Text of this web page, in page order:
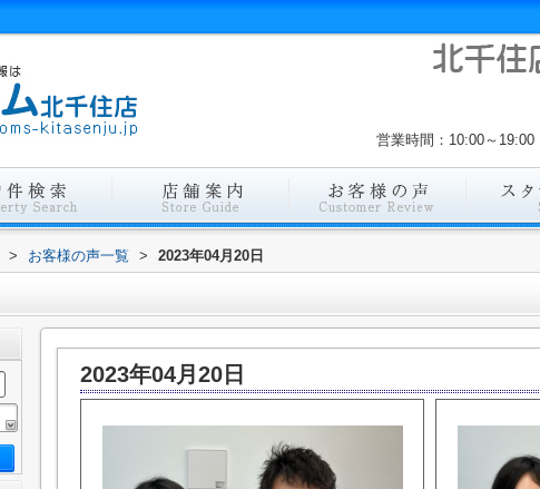
営業時間：10:00～
> お客様の声一覧 > 2023年04月20日
2023年04月20日